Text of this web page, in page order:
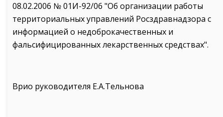
08.02.2006 № 01И-92/06 "Об организации работы
территориальных управлений Росздравнадзора с
информацией о недоброкачественных и
фальсифицированных лекарственных средствах".
Врио руководителя Е.А.Тельнова